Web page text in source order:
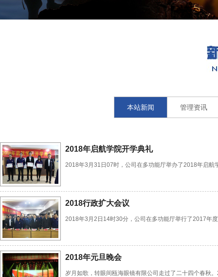
本站新闻 管理资讯
2018年启航学院开学典礼
2018年3月31日07时，公司在多功能厅举办了2018年启航
2018行政扩大会议
2018年3月2日14时30分，公司在多功能厅举行了2017年
2018年元旦晚会
岁月如歌，转眼间瓯海眼镜有限公司走过了二十四个春秋